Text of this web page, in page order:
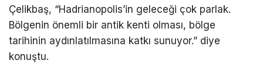
Çelikbaş, “Hadrianopolis’in geleceği çok parlak.
Bölgenin önemli bir antik kenti olması, bölge
tarihinin aydınlatılmasına katkı sunuyor.” diye
konuştu.